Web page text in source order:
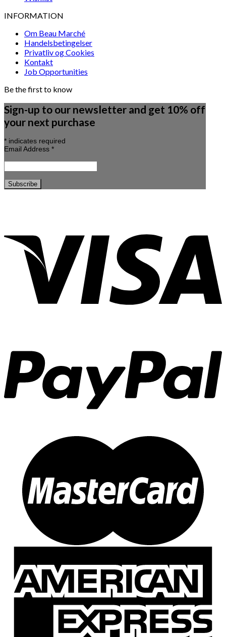
INFORMATION
Om Beau Marché
Handelsbetingelser
Privatliv og Cookies
Kontakt
Job Opportunities
Be the first to know
Sign-up to our newsletter and get 10% off
your next purchase
* indicates required
Email Address *